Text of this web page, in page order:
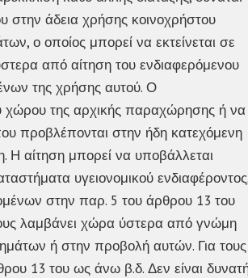
άδεια χρήσης κοινοχρήστου
ο οποίος μπορεί να εκτείνεται σε
από αίτηση του ενδιαφερόμενου
της χρήσης αυτού. Ο
χώρου της αρχικής παραχώρησης ή να
προβλέπονται στην ήδη κατεχόμενη
Η αίτηση μπορεί να υποβάλλεται
υγειονομικού
στην παρ. 5 του άρθρου 13 του
λαμβάνει χώρα ύστερα από γνώμη
ή στην προβολή αυτών. Για τους
13 του ως άνω β.δ. Δεν είναι